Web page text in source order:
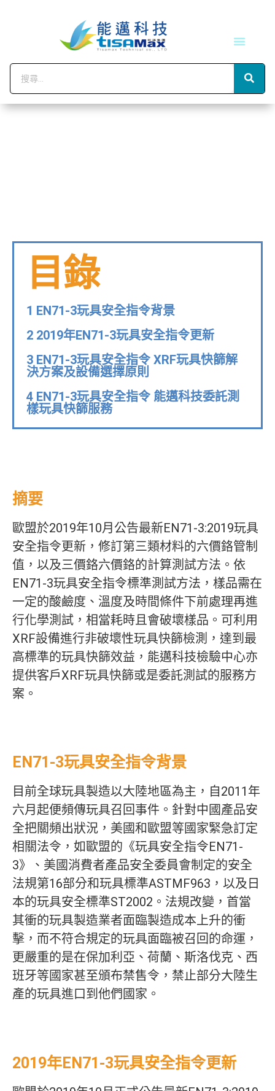
目錄
1 EN71-3玩具安全指令背景
2 2019年EN71-3玩具安全指令更新
3 EN71-3玩具安全指令 XRF玩具快篩解
決方案及設備選擇原則
4 EN71-3玩具安全指令 能邁科技委託測
樣玩具快篩服務
摘要
歐盟於2019年10月公告最新EN71-3:2019玩具
安全指令更新，修訂第三類材料的六價鉻管制
值，以及三價鉻六價鉻的計算測試方法。依
EN71-3玩具安全指令標準測試方法，樣品需在
一定的酸鹼度、溫度及時間條件下前處理再進
行化學測試，相當耗時且會破壞樣品。可利用
XRF設備進行非破壞性玩具快篩檢測，達到最
高標準的玩具快篩效益，能邁科技檢驗中心亦
提供客戶XRF玩具快篩或是委託測試的服務方
案。
EN71-3玩具安全指令背景
目前全球玩具製造以大陸地區為主，自2011年
六月起便頻傳玩具召回事件。針對中國產品安
全把關頻出狀況，美國和歐盟等國家緊急訂定
相關法令，如歐盟的《玩具安全指令EN71-
3》、美國消費者產品安全委員會制定的安全
法規第16部分和玩具標準ASTMF963，以及日
本的玩具安全標準ST2002。法規改變，首當
其衝的玩具製造業者面臨製造成本上升的衝
擊，而不符合規定的玩具面臨被召回的命運，
更嚴重的是在保加利亞、荷蘭、斯洛伐克、西
班牙等國家甚至頒布禁售令，禁止部分大陸生
產的玩具進口到他們國家。
2019年EN71-3玩具安全指令更新